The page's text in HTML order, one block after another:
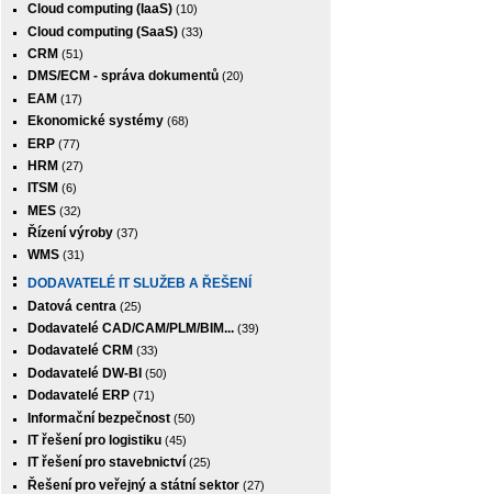
Cloud computing (IaaS) (10)
Cloud computing (SaaS) (33)
CRM (51)
DMS/ECM - správa dokumentů (20)
EAM (17)
Ekonomické systémy (68)
ERP (77)
HRM (27)
ITSM (6)
MES (32)
Řízení výroby (37)
WMS (31)
DODAVATELÉ IT SLUŽEB A ŘEŠENÍ
Datová centra (25)
Dodavatelé CAD/CAM/PLM/BIM... (39)
Dodavatelé CRM (33)
Dodavatelé DW-BI (50)
Dodavatelé ERP (71)
Informační bezpečnost (50)
IT řešení pro logistiku (45)
IT řešení pro stavebnictví (25)
Řešení pro veřejný a státní sektor (27)